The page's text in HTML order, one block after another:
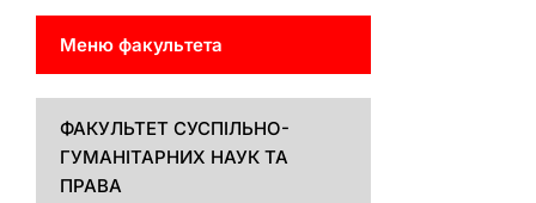
Меню факультета
ФАКУЛЬТЕТ СУСПІЛЬНО-
ГУМАНІТАРНИХ НАУК ТА
ПРАВА